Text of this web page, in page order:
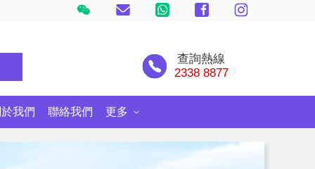
查詢熱線
2338 8877
尼郵輪探險號
我們 聯絡我們 更多
環球旅遊情報網